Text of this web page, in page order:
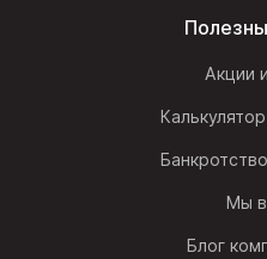
Акции
Мы
Блог